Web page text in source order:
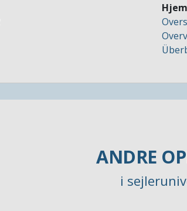
ANDRE
i